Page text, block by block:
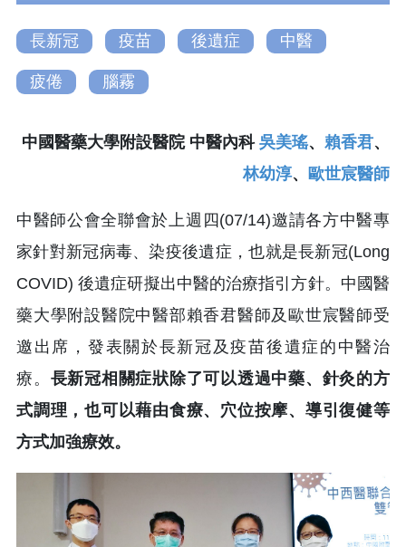
長新冠 疫苗 後遺症 中醫
疲倦 腦霧
中國醫藥大學附設醫院 中醫內科 吳美瑤、 賴香君、
林幼淳、 歐世宸醫師
中醫師公會全聯會於上週四(07/14)邀請各方中醫專
家針對新冠病毒、染疫後遺症，也就是長新冠(Long
COVID) 後遺症研擬出中醫的治療指引方針。中國醫
藥大學附設醫院中醫部賴香君醫師及歐世宸醫師受
邀出席，發表關於長新冠及疫苗後遺症的中醫治
療。 長新冠相關症狀除了可以透過中藥、針灸的方
式調理，也可以藉由食療、穴位按摩、導引復健等
方式加強療效。